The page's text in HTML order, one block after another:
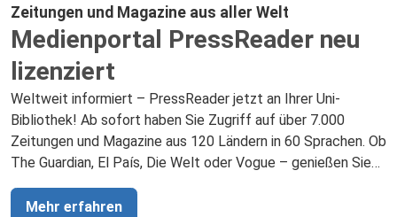
Zeitungen und Magazine aus aller Welt
Medienportal PressReader neu
lizenziert
Weltweit informiert – PressReader jetzt an Ihrer Uni-
Bibliothek! Ab sofort haben Sie Zugriff auf über 7.000
Zeitungen und Magazine aus 120 Ländern in 60 Sprachen. Ob
The Guardian, El País, Die Welt oder Vogue – genießen Sie
das Original-Layout, durchsuchen Sie Volltexte oder lassen
Sie sich Artikel vorlesen. Nutzen Sie PressReader im
Mehr erfahren